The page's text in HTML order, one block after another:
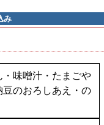
み
・味噌汁・たまごや
豆のおろしあえ・の